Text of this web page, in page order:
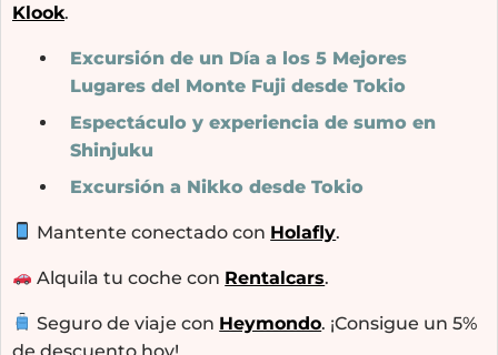
Klook.
Excursión de un Día a los 5 Mejores
Lugares del Monte Fuji desde Tokio
Espectáculo y experiencia de sumo en
Shinjuku
Excursión a Nikko desde Tokio
Mantente conectado con Holafly.
Alquila tu coche con Rentalcars.
Seguro de viaje con Heymondo. ¡Consigue un 5%